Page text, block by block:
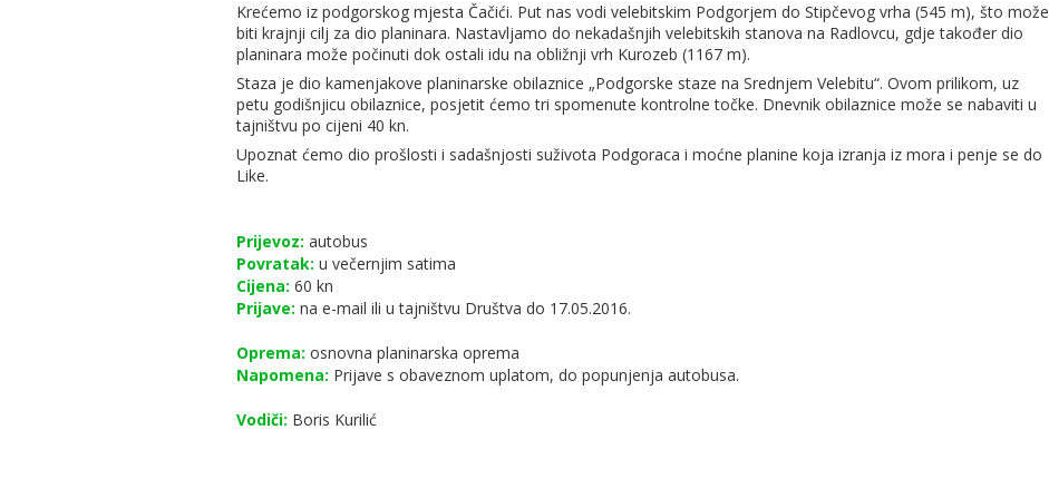
Krećemo iz podgorskog mjesta Čačići. Put nas vodi velebitskim Podgorjem do Stipčevog vrha (545 m), što može
biti krajnji cilj za dio planinara. Nastavljamo do nekadašnjih velebitskih stanova na Radlovcu, gdje također dio
planinara može počinuti dok ostali idu na obližnji vrh Kurozeb (1167 m).
Staza je dio kamenjakove planinarske obilaznice „Podgorske staze na Srednjem Velebitu“. Ovom prilikom, uz
petu godišnjicu obilaznice, posjetit ćemo tri spomenute kontrolne točke. Dnevnik obilaznice može se nabaviti u
tajništvu po cijeni 40 kn.
Upoznat ćemo dio prošlosti i sadašnjosti suživota Podgoraca i moćne planine koja izranja iz mora i penje se do
Like.
Prijevoz: autobus
Povratak: u večernjim satima
Cijena: 60 kn
Prijave: na e-mail ili u tajništvu Društva do 17.05.2016.
Oprema: osnovna planinarska oprema
Napomena: Prijave s obaveznom uplatom, do popunjenja autobusa.
Vodiči: Boris Kurilić